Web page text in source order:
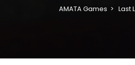
AMATA Games Last